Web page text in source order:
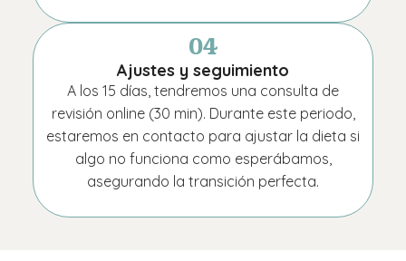
04
Ajustes y seguimiento
A los 15 días, tendremos una consulta de
revisión online (30 min). Durante este periodo,
estaremos en contacto para ajustar la dieta si
algo no funciona como esperábamos,
asegurando la transición perfecta.